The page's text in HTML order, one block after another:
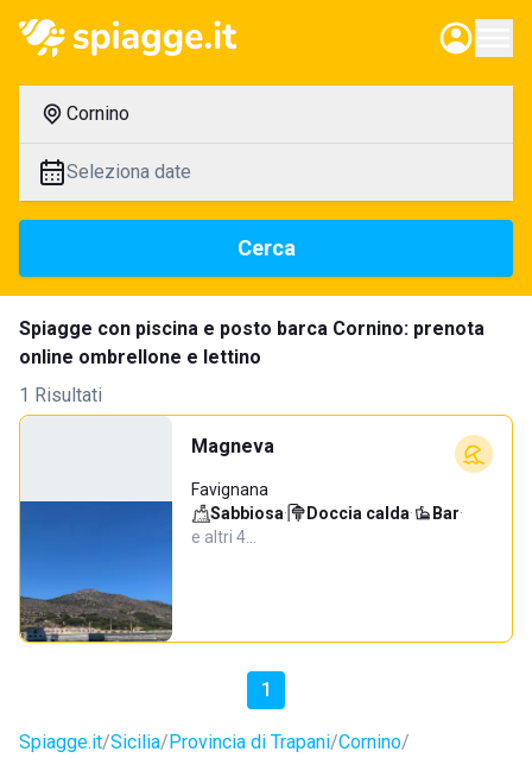
Cornino
Seleziona date
Cerca
Spiagge con piscina e posto barca Cornino: prenota
online ombrellone e lettino
1 Risultati
Magneva
Favignana
Sabbiosa· Doccia calda· Bar·
e altri 4…
1
Spiagge.it Sicilia Provincia di Trapani Cornino